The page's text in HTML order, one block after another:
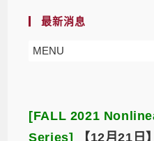
最新消息
MENU
[FALL 2021
Series]
【12月21